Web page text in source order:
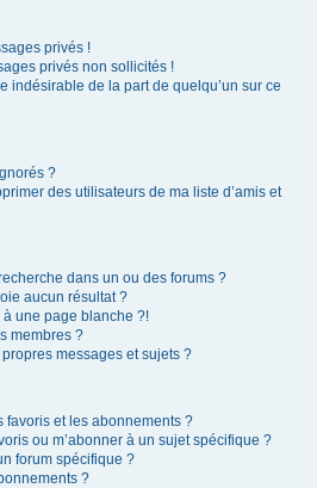
privés !
privés non sollicités !
indésirable de la part de quelqu’un sur ce
?
des utilisateurs de ma liste d’amis et
dans un ou des forums ?
aucun résultat ?
une page blanche ?!
membres ?
messages et sujets ?
favoris et les abonnements ?
ou m’abonner à un sujet spécifique ?
forum spécifique ?
?